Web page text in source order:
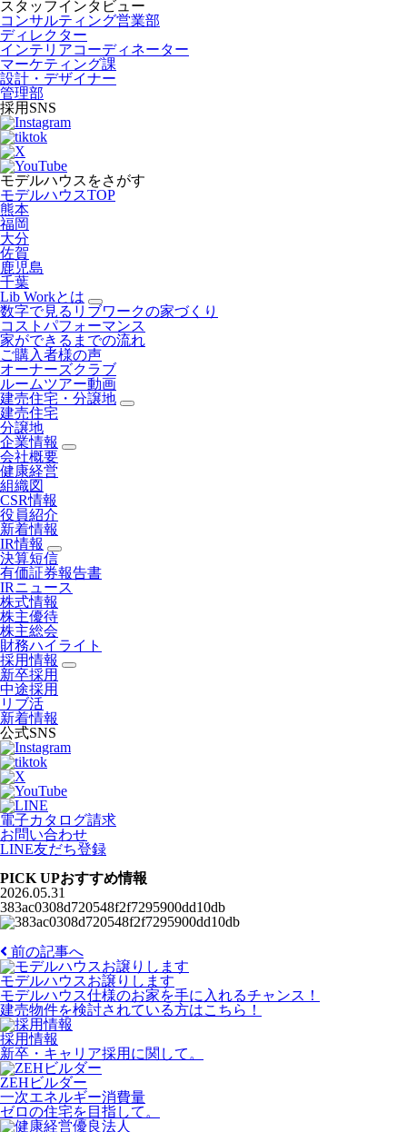
スタッフインタビュー
コンサルティング営業部
ディレクター
インテリアコーディネーター
マーケティング課
設計・デザイナー
管理部
採用SNS
モデルハウスをさがす
モデルハウスTOP
熊本
福岡
大分
佐賀
鹿児島
千葉
Lib Workとは
数字で見るリブワークの家づくり
コストパフォーマンス
家ができるまでの流れ
ご購入者様の声
オーナーズクラブ
ルームツアー動画
建売住宅・分譲地
建売住宅
分譲地
企業情報
会社概要
健康経営
組織図
CSR情報
役員紹介
新着情報
IR情報
決算短信
有価証券報告書
IRニュース
株式情報
株主優待
株主総会
財務ハイライト
採用情報
新卒採用
中途採用
リブ活
新着情報
公式SNS
電子カタログ請求
お問い合わせ
LINE友だち登録
PICK UPおすすめ情報
2026.05.31
383ac0308d720548f2f7295900dd10db
前の記事へ
モデルハウスお譲りします
モデルハウス仕様のお家を手に入れるチャンス！
建売物件を検討されている方はこちら！
採用情報
新卒・キャリア採用に関して。
ZEHビルダー
一次エネルギー消費量
ゼロの住宅を目指して。